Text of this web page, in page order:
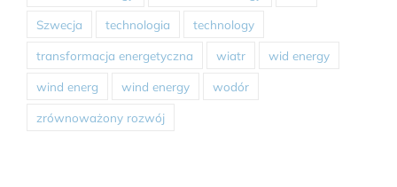
Szwecja technologia technology
transformacja energetyczna wiatr wid energy
wind energ wind energy wodór
zrównoważony rozwój